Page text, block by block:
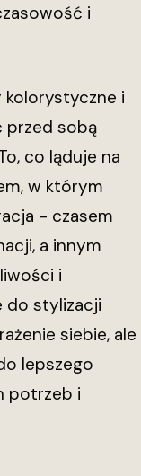
i
kolorystyczne i
przed sobą
co ląduje na
w którym
- czasem
a innym
i
do stylizacji
siebie, ale
lepszego
potrzeb i